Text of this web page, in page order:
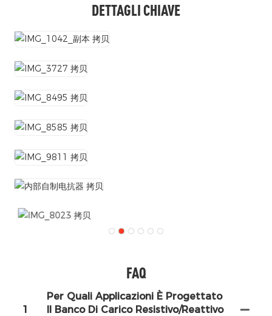
DETTAGLI CHIAVE
FAQ
1
Per Quali Applicazioni È Progettato
Il Banco Di Carico Resistivo/reattivo